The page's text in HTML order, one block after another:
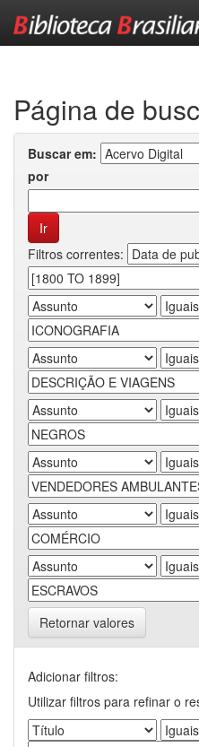
Página de
Buscar em:
por
Filtros correntes:
Retornar valores
Adicionar filtros:
Utilizar filtros para refinar o